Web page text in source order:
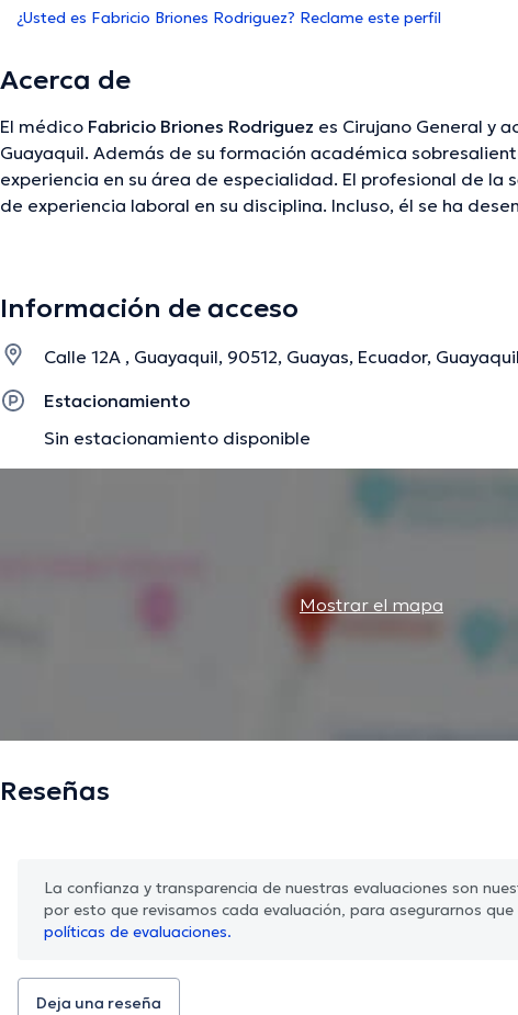
¿Usted es Fabricio Briones Rodriguez? Reclame este perfil
Acerca de
El médico Fabricio Briones Rodriguez es Cirujano General y
Guayaquil. Además de su formación académica
experiencia en su área de especialidad. El profesional de la
de experiencia laboral en su disciplina. Incluso, él se ha
La descripción fue editada por el equipo de doctoranytime, con base en
Información de acceso
Calle 12A , Guayaquil, 90512, Guayas, Ecuador,
Estacionamiento
Sin estacionamiento disponible
Mostrar el mapa
Reseñas
La confianza y transparencia de nuestras evaluaciones son
por esto que revisamos cada evaluación, para asegurarnos que
políticas de evaluaciones.
Deja una reseña